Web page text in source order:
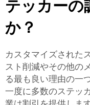
テッカーの
か？
カスタマイズされた
スト削減やその他の
る最も良い理由の一
一度に多数のステッ